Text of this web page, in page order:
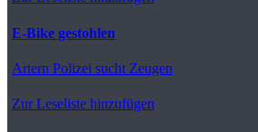
E-Bike gestohlen
Artern Polizei sucht Zeugen
Zur Leseliste hinzufügen